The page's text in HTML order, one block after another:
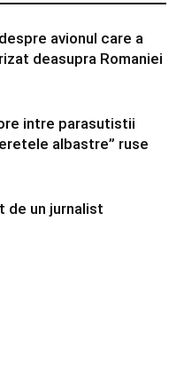
avionul care a
deasupra Romaniei
intre parasutistii
albastre” ruse
de un jurnalist